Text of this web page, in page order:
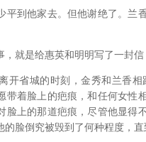
平到他家去。但他谢绝了。兰
就是给惠英和明明写了一封信
开省城的时刻，金秀和兰香
带着脸上的疤痕，和任何女性
脸上的那道疤痕，尽管他显得
脸倒究被毁到了何种程度，直